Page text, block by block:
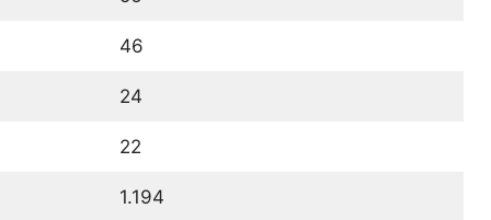
46
24
22
1.194